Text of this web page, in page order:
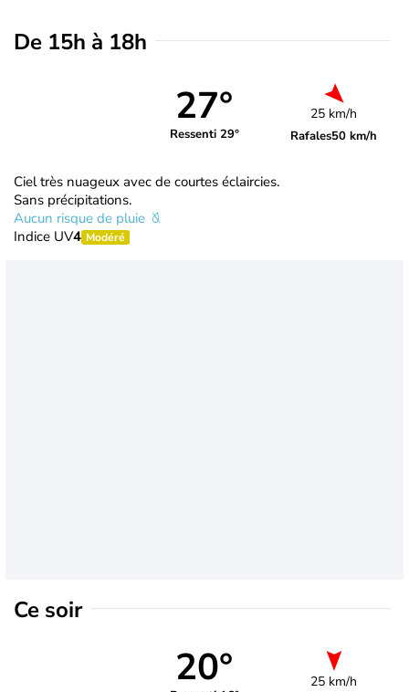
De 15h à 18h
27°
Ressenti 29°
25 km/h
Rafales50 km/h
Ciel très nuageux avec de courtes éclaircies.
Sans précipitations.
Aucun risque de pluie
Indice UV4 Modéré
Ce soir
20° 25 km/h